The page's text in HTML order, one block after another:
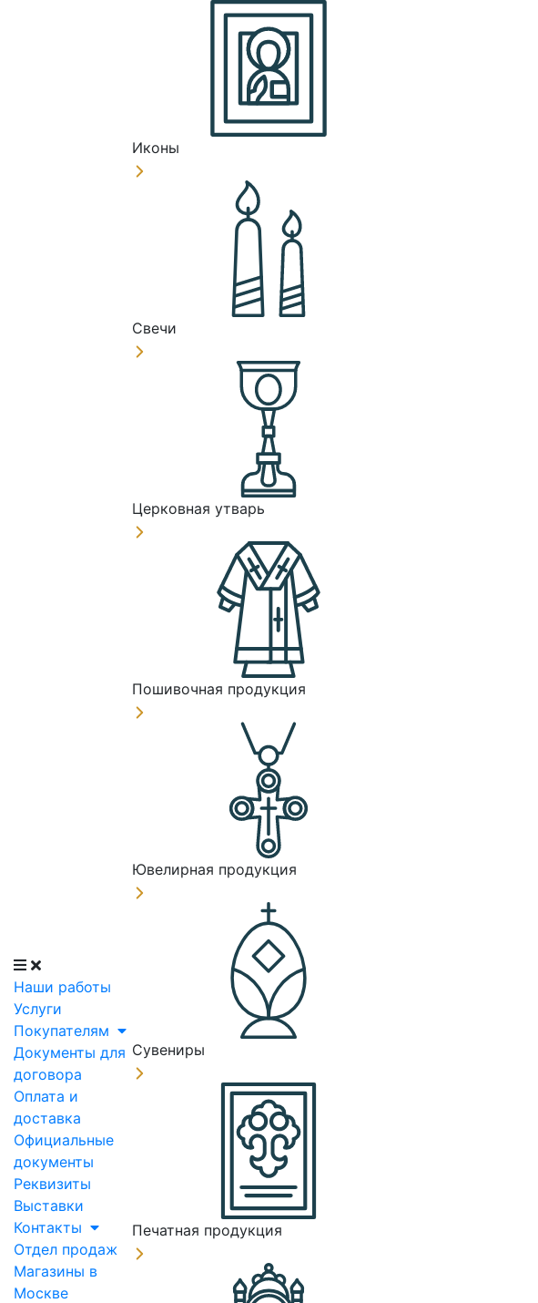
Наши работы
Услуги
Покупателям
Документы для
договора
Оплата и
доставка
Официальные
документы
Реквизиты
Выставки
Контакты
Отдел продаж
Магазины в
Москве
Иконы
Свечи
Церковная утварь
Пошивочная продукция
Ювелирная продукция
Сувениры
Печатная продукция